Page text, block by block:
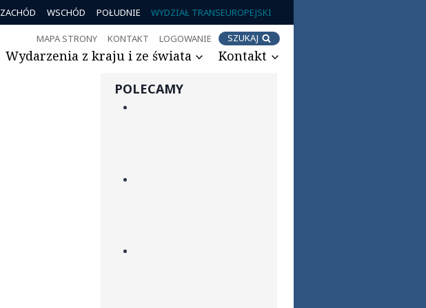
ZACHÓD WSCHÓD POŁUDNIE WYDZIAŁ TRANSEUROPEJSKI
MAPA STRONY KONTAKT LOGOWANIE SZUKAJ
Wydarzenia z kraju i ze świata Kontakt
POLECAMY